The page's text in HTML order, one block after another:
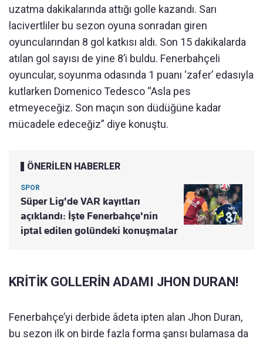
uzatma dakikalarında attığı golle kazandı. Sarı
lacivertliler bu sezon oyuna sonradan giren
oyuncularından 8 gol katkısı aldı. Son 15 dakikalarda
atılan gol sayısı de yine 8’i buldu. Fenerbahçeli
oyuncular, soyunma odasında 1 puanı ‘zafer’ edasıyla
kutlarken Domenico Tedesco “Asla pes
etmeyeceğiz. Son maçın son düdüğüne kadar
mücadele edeceğiz” diye konuştu.
ÖNERİLEN HABERLER
SPOR
Süper Lig'de VAR kayıtları
açıklandı: İşte Fenerbahçe'nin
iptal edilen golündeki konuşmalar
KRİTİK GOLLERİN ADAMI JHON DURAN!
Fenerbahçe’yi derbide âdeta ipten alan Jhon Duran,
bu sezon ilk on birde fazla forma şansı bulamasa da